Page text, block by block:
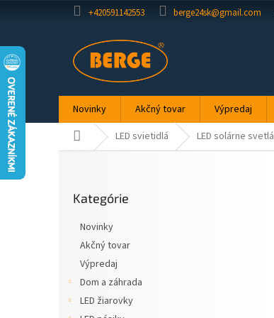
+420591142553 berge24sk@gmail.com
Novinky Akčný tovar Výpredaj
DomovLED svietidlá LED solárne svetlá
kategórie
Kategórie
Novinky
Akčný tovar
Výpredaj
Dom a záhrada
LED žiarovky